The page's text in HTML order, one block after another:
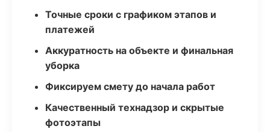
Точные сроки с графиком этапов и
платежей
Аккуратность на объекте и финальная
уборка
Фиксируем смету до начала работ
Качественный технадзор и скрытые
фотоэтапы